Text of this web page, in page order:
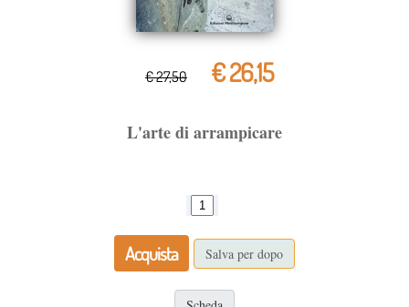
€ 27,50 € 26,15
L'arte di arrampicare
Acquista Salva per dopo